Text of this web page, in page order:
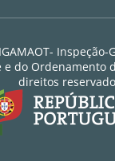
do Ordenamento
direitos